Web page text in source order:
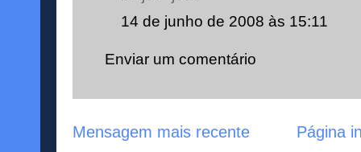
14 de junho de 2008 às 15:11
Enviar um comentário
Mensagem mais recente Página